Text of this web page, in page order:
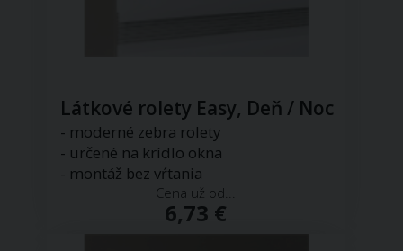
Látkové rolety Easy, Deň / Noc
- moderné zebra rolety
- určené na krídlo okna
- montáž bez vŕtania
Cena už od...
6,73 €